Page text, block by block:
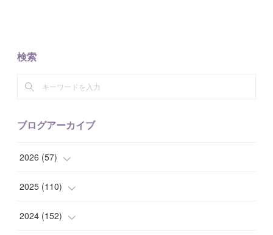
検索
ブログアーカイブ
2026 (57)
( 1)
(10)
2025 (110)
(10)
2024 (152)